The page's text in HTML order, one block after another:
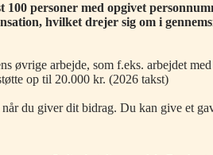
personer med opgivet
hvilket drejer sig om i
øvrige arbejde, som f.eks. arbejdet
op til 20.000 kr. (2026 takst)
du giver dit bidrag. Du kan give et